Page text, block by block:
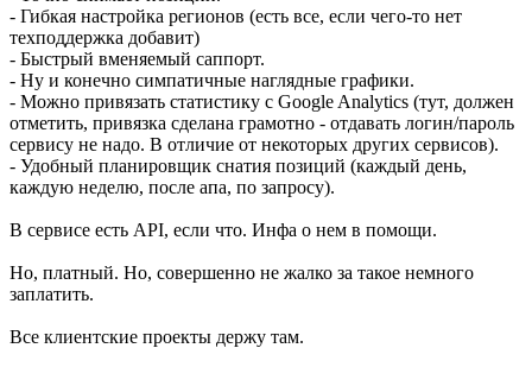
- Гибкая настройка регионов (есть все, если чего-то нет
техподдержка добавит)
- Быстрый вменяемый саппорт.
- Ну и конечно симпатичные наглядные графики.
- Можно привязать статистику с Google Analytics (тут, должен
отметить, привязка сделана грамотно - отдавать логин/пароль
сервису не надо. В отличие от некоторых других сервисов).
- Удобный планировщик снатия позиций (каждый день,
каждую неделю, после апа, по запросу).
В сервисе есть API, если что. Инфа о нем в помощи.
Но, платный. Но, совершенно не жалко за такое немного
заплатить.
Все клиентские проекты держу там.